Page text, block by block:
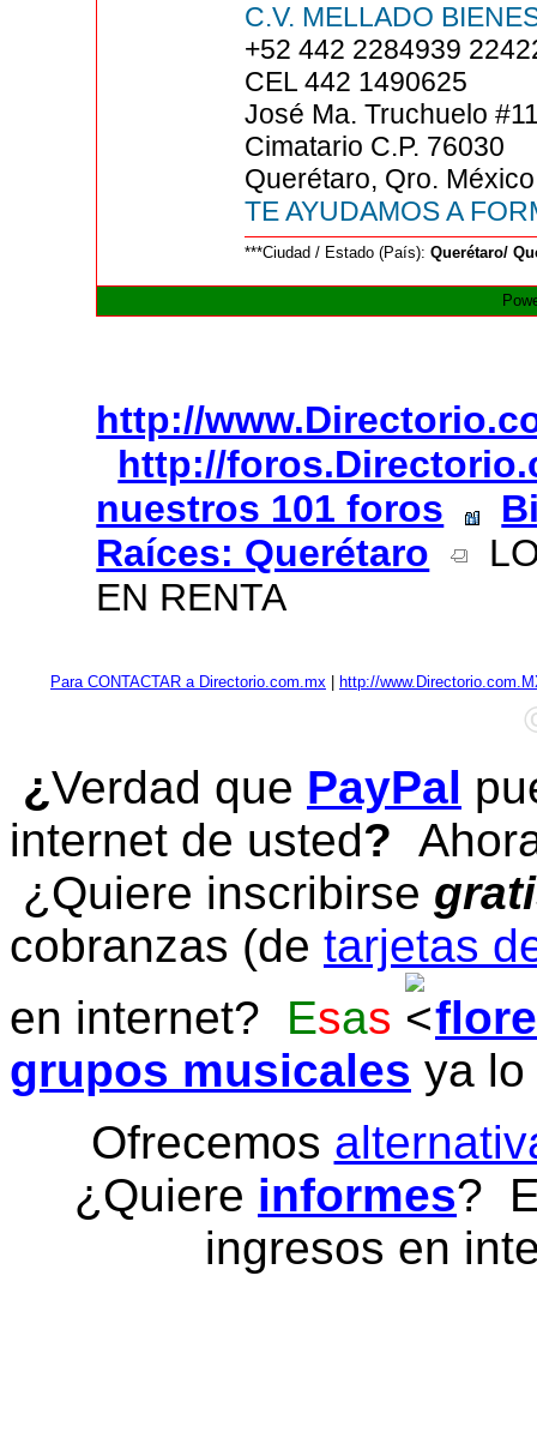
C.V. MELLADO
+52 442 2284939
CEL 442 1490625
José Ma. Truchuelo
Cimatario C.P. 76030
Querétaro, Qro. México
TE AYUDAMOS A
***Ciudad / Estado (País):Querétaro/
http://
http://
nuestros 101 foros
Raíces: Querétaro
EN RENTA
Para CONTACTAR a Directorio.com.mx http://
¿Verdad que PayPal
internet de usted?
¿Quiere inscribirse
cobranzas (de tarjetas
en internet? Esas
grupos musicales ya
Ofrecemos
¿Quiere informes?
ingresos en